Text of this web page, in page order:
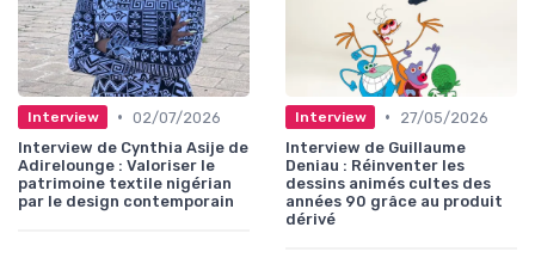
Interview • 02/07/2026
Interview de Cynthia Asije de
Adirelounge : Valoriser le
patrimoine textile nigérian
par le design contemporain
Interview •
27/05/2026
Interview de Guillaume
Deniau : Réinventer les
dessins animés cultes des
années 90 grâce au produit
dérivé